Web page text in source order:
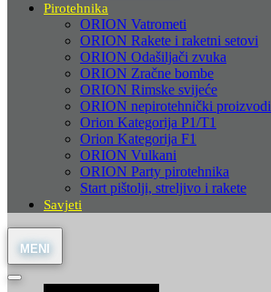
Pirotehnika
ORION Vatrometi
ORION Rakete i raketni setovi
ORION Odašiljači zvuka
ORION Zračne bombe
ORION Rimske svijeće
ORION nepirotehnički proizvodi
Orion Kategorija P1/T1
Orion Kategorija F1
ORION Vulkani
ORION Party pirotehnika
Start pištolji, streljivo i rakete
Savjeti